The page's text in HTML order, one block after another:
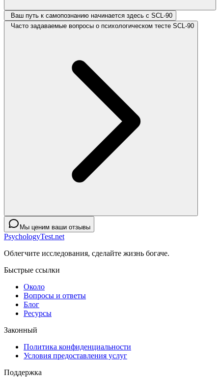
Ваш путь к самопознанию начинается здесь с SCL-90
Часто задаваемые вопросы о психологическом тесте SCL-90
Мы ценим ваши отзывы
PsychologyTest.net
Облегчите исследования, сделайте жизнь богаче.
Быстрые ссылки
Около
Вопросы и ответы
Блог
Ресурсы
Законный
Политика конфиденциальности
Условия предоставления услуг
Поддержка